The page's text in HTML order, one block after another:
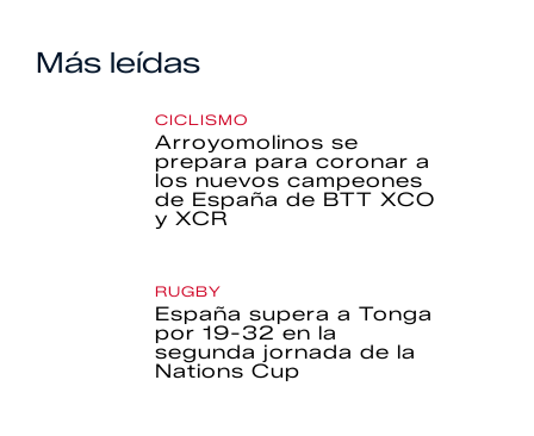
Más leídas
CICLISMO
Arroyomolinos se
prepara para coronar a
los nuevos campeones
de España de BTT XCO
y XCR
RUGBY
España supera a Tonga
por 19-32 en la
segunda jornada de la
Nations Cup